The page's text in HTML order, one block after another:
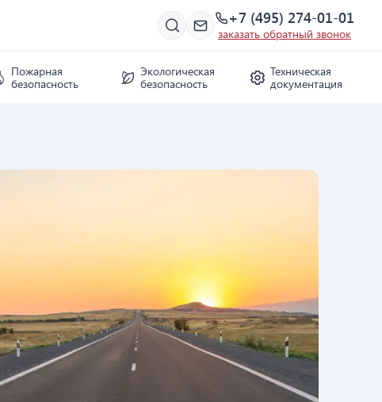
+7 (495) 274-01-01
заказать обратный звонок
Пожарная
безопасность
Экологическая
безопасность
Техническая
документация